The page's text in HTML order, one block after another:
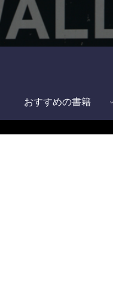
おすすめの書籍